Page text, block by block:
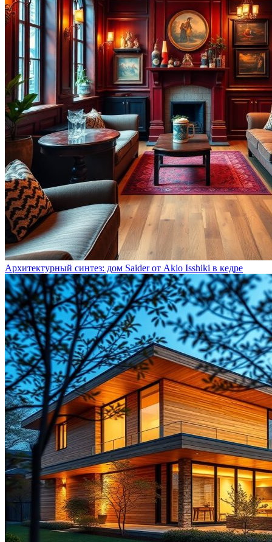
Архитектурный синтез: дом Saider от Akio Isshiki в кедре